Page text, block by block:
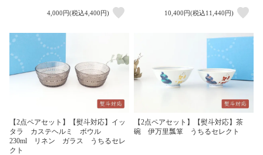
4,000円(税込4,400円) 10,400円(税込11,440円)
【2点ペアセット】【熨斗対応】イッ
タラ カステヘルミ ボウル
230ml リネン ガラス うちるセレ
クト
【2点ペアセット】【熨斗対応】茶
碗 伊万里瓢箪 うちるセレクト